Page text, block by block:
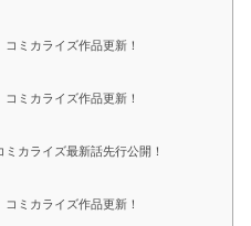
ミカライズ作品更新！
ミカライズ作品更新！
カライズ最新話先行公開！
ミカライズ作品更新！